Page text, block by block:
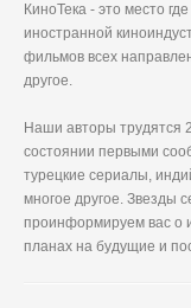
КиноТека - это место
иностранной
фильмов всех
другое.
Наши авторы трудятся
состоянии первыми
турецкие сериалы,
многое другое. Звезды
проинформируем вас о
планах на будущие и